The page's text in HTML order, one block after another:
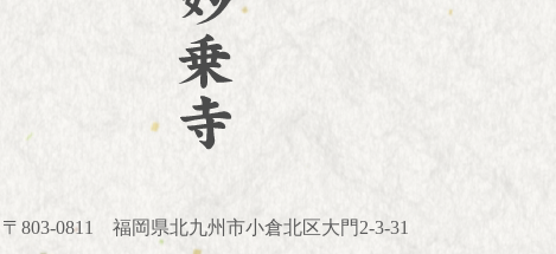
〒803-0811 福岡県北九州市小倉北区大門2-3-31